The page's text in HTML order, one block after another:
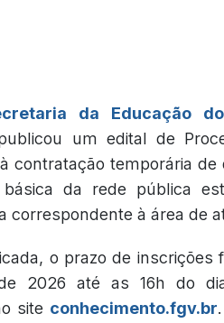
da Educação
um edital de
contratação temporária
básica da rede pública
correspondente à área de
o prazo de inscrições
2026 até as 16h do
site conhecimento.fgv.br